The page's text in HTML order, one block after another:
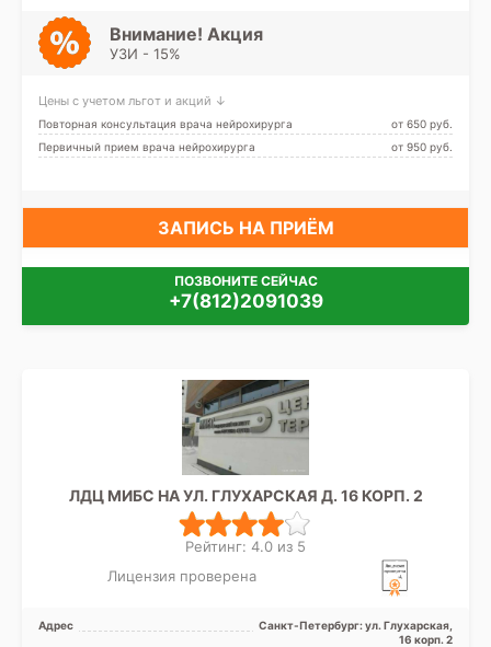
Внимание! Акция
УЗИ - 15%
Цены с учетом льгот и акций ↓
Повторная консультация врача нейрохирурга
от 650 pуб.
Первичный прием врача нейрохирурга
от 950 pуб.
ЗАПИСЬ НА ПРИЁМ
ПОЗВОНИТЕ СЕЙЧАС
+7(812)2091039
ЛДЦ МИБС НА УЛ. ГЛУХАРСКАЯ Д. 16 КОРП. 2
Рейтинг: 4.0 из 5
Лицензия проверена
Адрес
Санкт-Петербург: ул. Глухарская,
16 корп. 2